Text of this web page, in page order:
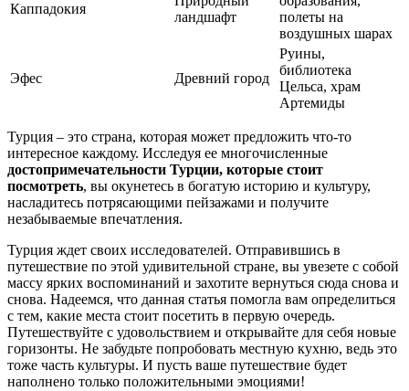
Каппадокия
ландшафт
полеты на
воздушных шарах
Эфес Древний город
Руины,
библиотека
Цельса, храм
Артемиды
Турция – это страна, которая может предложить что-то
интересное каждому. Исследуя ее многочисленные
достопримечательности Турции, которые стоит
посмотреть, вы окунетесь в богатую историю и культуру,
насладитесь потрясающими пейзажами и получите
незабываемые впечатления.
Турция ждет своих исследователей. Отправившись в
путешествие по этой удивительной стране, вы увезете с собой
массу ярких воспоминаний и захотите вернуться сюда снова и
снова. Надеемся, что данная статья помогла вам определиться
с тем, какие места стоит посетить в первую очередь.
Путешествуйте с удовольствием и открывайте для себя новые
горизонты. Не забудьте попробовать местную кухню, ведь это
тоже часть культуры. И пусть ваше путешествие будет
наполнено только положительными эмоциями!